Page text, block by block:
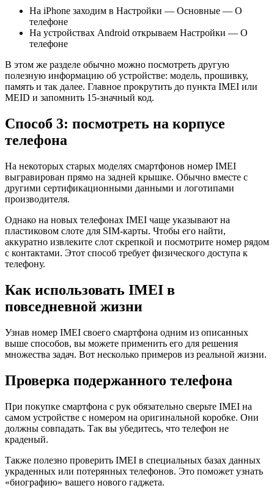
На iPhone заходим в Настройки — Основные — О
телефоне
На устройствах Android открываем Настройки — О
телефоне
В этом же разделе обычно можно посмотреть другую
полезную информацию об устройстве: модель, прошивку,
память и так далее. Главное прокрутить до пункта IMEI или
MEID и запомнить 15-значный код.
Способ 3: посмотреть на корпусе
телефона
На некоторых старых моделях смартфонов номер IMEI
выгравирован прямо на задней крышке. Обычно вместе с
другими сертификационными данными и логотипами
производителя.
Однако на новых телефонах IMEI чаще указывают на
пластиковом слоте для SIM-карты. Чтобы его найти,
аккуратно извлеките слот скрепкой и посмотрите номер рядом
с контактами. Этот способ требует физического доступа к
телефону.
Как использовать IMEI в
повседневной жизни
Узнав номер IMEI своего смартфона одним из описанных
выше способов, вы можете применить его для решения
множества задач. Вот несколько примеров из реальной жизни.
Проверка подержанного телефона
При покупке смартфона с рук обязательно сверьте IMEI на
самом устройстве с номером на оригинальной коробке. Они
должны совпадать. Так вы убедитесь, что телефон не
краденый.
Также полезно проверить IMEI в специальных базах данных
украденных или потерянных телефонов. Это поможет узнать
«биографию» вашего нового гаджета.